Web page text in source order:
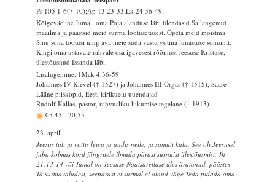
Ps 105:1-6(7-10);Ap 13:23-33;Lk 24:36-49;
Kõigeväeline Jumal, oma Poja alanduse läbi ülendasid Sa langenud
maailma ja päästsid meid surma lootusetusest. Õpeta meid mõistma
Sinu sõna tõotusi ning ava meie süda vastu võtma lunastuse sõnumit.
Kingi oma ustavale rahvale osa igavesest rõõmust Jeesuse Kristuse,
ülestõusnud Issanda läbi.
Lisalugemine: 1Mak 4:36-59
Johannes IV Kievel († 1527) ja Johannes III Orgas († 1515), Saare–
Lääne piiskopid, Eesti kirikuelu uuendajad
Rudolf Kallas, pastor, rahvusliku liikumise tegelane († 1913)
05.45 - 20.55
23. aprill
Jeesus tuli ja võttis leiva ja andis neile, ja samuti kala. See oli Jeesusel
juba kolmas kord jüngritele ilmuda pärast surnuist ülestõusmist. Jh
21:13-14 või Jumal on Jeesuse Naatsaretlase üles äratanud, päästes
Ta surmavaludest, seepärast et surmal ei olnud väge Teda pidada oma